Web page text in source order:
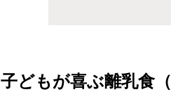
子どもが喜ぶ離乳食